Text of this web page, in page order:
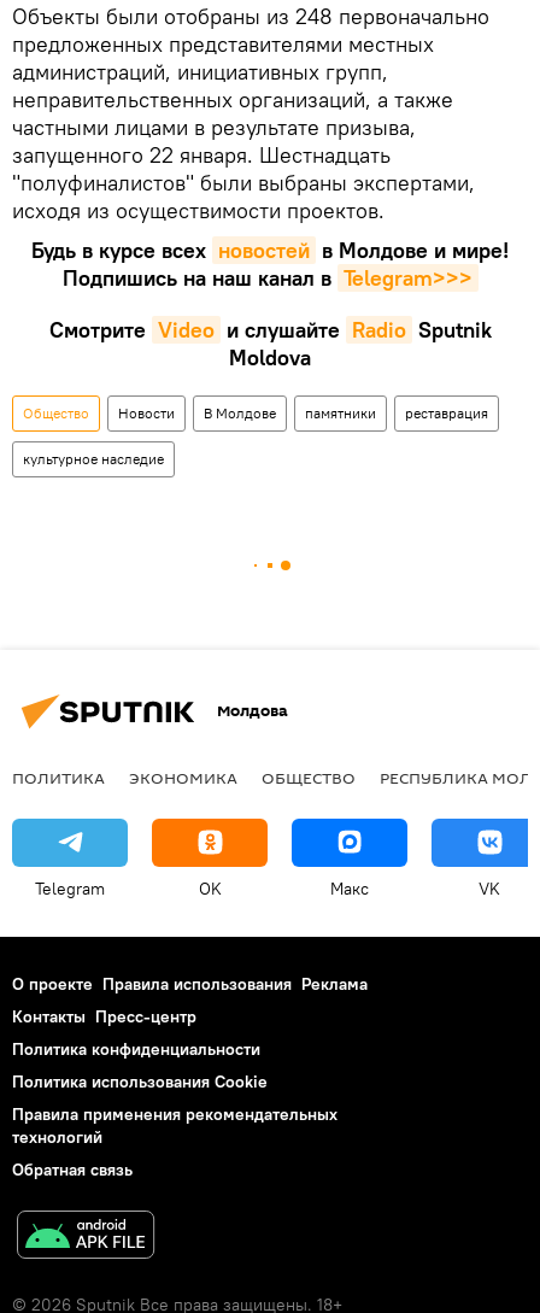
Объекты были отобраны из 248 первоначально
предложенных представителями местных
администраций, инициативных групп,
неправительственных организаций, а также
частными лицами в результате призыва,
запущенного 22 января. Шестнадцать
"полуфиналистов" были выбраны экспертами,
исходя из осуществимости проектов.
Будь в курсе всех новостей в Молдове и мире!
Подпишись на наш канал в Telegram>>>
Смотрите Video и слушайте Radio Sputnik
Moldova
Общество Новости В Молдове памятники реставрация
культурное наследие
Молдова
ПОЛИТИКА ЭКОНОМИКА ОБЩЕСТВО РЕСПУБЛИКА
Telegram OK Макс VK
О проекте Правила использования Реклама
Контакты Пресс-центр
Политика конфиденциальности
Политика использования Cookie
Правила применения рекомендательных
технологий
Обратная связь
© 2026 Sputnik Все права защищены. 18+